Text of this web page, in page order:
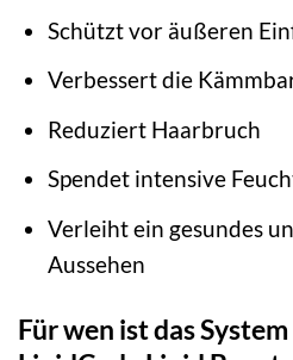
Schützt vor äußeren
Verbessert die
Reduziert Haarbruch
Spendet intensive
Verleiht ein gesundes
Aussehen
Für wen ist das